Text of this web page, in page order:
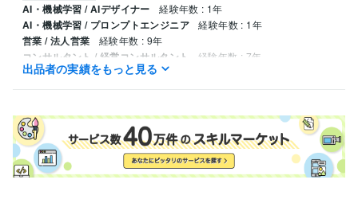
AI・機械学習 / AIデザイナー 経験年数 : 1年
AI・機械学習 / プロンプトエンジニア 経験年数 : 1年
営業 / 法人営業 経験年数 : 9年
コンサルタント / 経営コンサルタント 経験年数 : 7年
経営・マネジメント / 取締役・執行役員
生成AI活用・開発・制作 プロンプト作成、各種生成AIレクチャー
ビジネス代行・事務代行 コンサルティング
出品者の実績をもっと見る